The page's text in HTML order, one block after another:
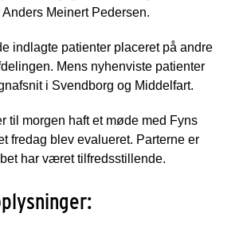
Meinert Pedersen.
indlagte patienter placeret på andre
Mens nyhenviste patienter
i Svendborg og Middelfart.
til morgen haft et møde med Fyns
fredag blev evalueret. Parterne er
har været tilfredsstillende.